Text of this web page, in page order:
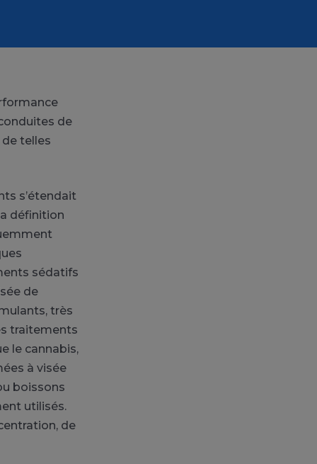
de
telles
s’étendait
définition
sédatifs
de
très
traitements
le cannabis,
à visée
boissons
utilisés.
de